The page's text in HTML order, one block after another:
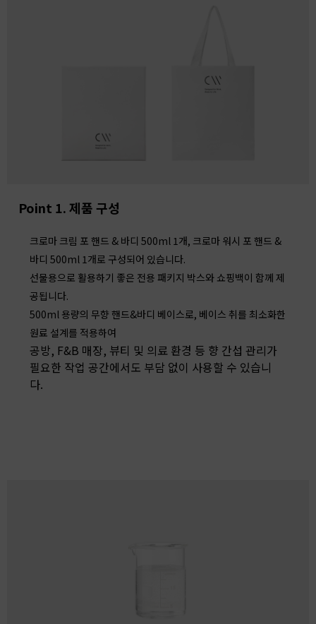
Point 1. 제품 구성
크로마 크림 포 핸드 & 바디 500ml 1개, 크로마 워시 포 핸드 &
바디 500ml 1개로 구성되어 있습니다.
선물용으로 활용하기 좋은 전용 패키지 박스와 쇼핑백이 함께 제
공됩니다.
500ml 용량의 무향 핸드&바디 베이스로, 베이스 취를 최소화한
원료 설계를 적용하여
공방, F&B 매장, 뷰티 및 의료 환경 등 향 간섭 관리가
필요한 작업 공간에서도 부담 없이 사용할 수 있습니
다.